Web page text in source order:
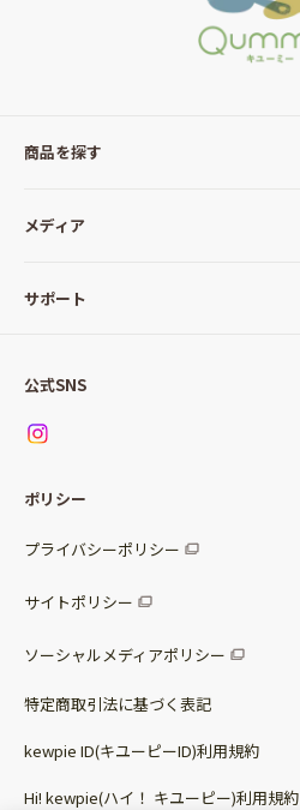
商品を探す
全ての商品
サラダ
パッケージサラダ
惣菜サラダ
調味料
ベビー・幼児食
その他（カレーなど）
メディア
Qummy(キユーミー)について
サポート
お問い合わせ
公式SNS
ポリシー
プライバシーポリシー
サイトポリシー
ソーシャルメディアポリシー
特定商取引法に基づく表記
kewpie ID(キユーピーID)利用規約
Hi! kewpie(ハイ！ キユーピー)利用規約